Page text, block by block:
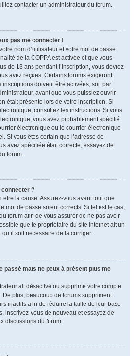
contacter un administrateur du forum.
pas me connecter !
nom d’utilisateur et votre mot de passe
de la COPPA est activée et que vous
de 13 ans pendant l’inscription, vous devrez
avez reçues. Certains forums exigeront
doivent être activées, soit par
avant que vous puissiez ouvrir
était présente lors de votre inscription. Si
consultez les instructions. Si vous
vous avez probablement spécifié
électronique ou le courrier électronique
Si vous êtes certain que l’adresse de
avez spécifiée était correcte, essayez de
forum.
connecter ?
être la cause. Assurez-vous avant tout que
mot de passe soient corrects. Si tel est le cas,
forum afin de vous assurer de ne pas avoir
que le propriétaire du site internet ait un
soit nécessaire de la corriger.
passé mais ne peux à présent plus me
ait désactivé ou supprimé votre compte
plus, beaucoup de forums suppriment
inactifs afin de réduire la taille de leur base
inscrivez-vous de nouveau et essayez de
discussions du forum.